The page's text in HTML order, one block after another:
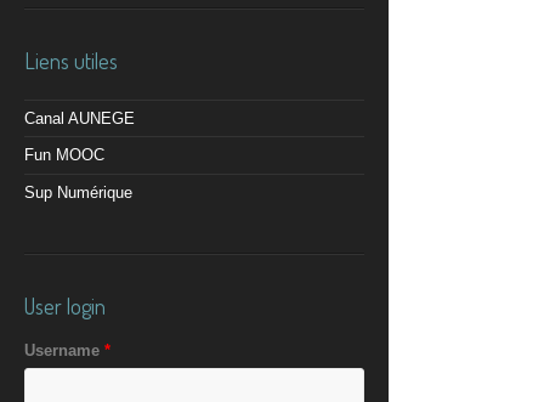
Liens utiles
Canal AUNEGE
Fun MOOC
Sup Numérique
User login
Username *